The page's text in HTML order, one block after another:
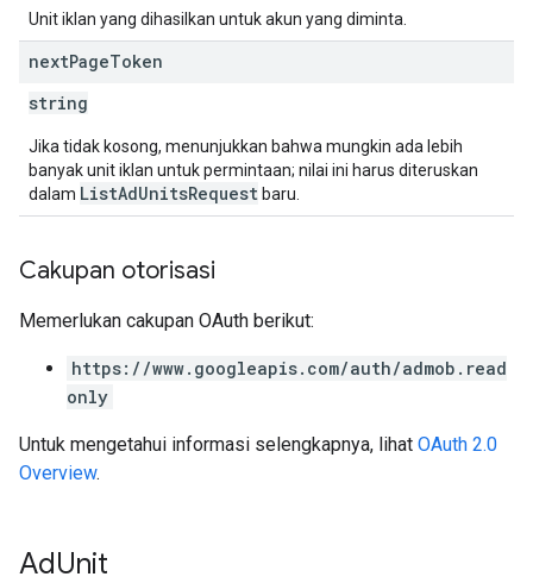
Unit iklan yang dihasilkan untuk akun yang diminta.
nextPageToken
string
Jika tidak kosong, menunjukkan bahwa mungkin ada lebih
banyak unit iklan untuk permintaan; nilai ini harus diteruskan
dalam ListAdUnitsRequest baru.
Cakupan otorisasi
Memerlukan cakupan OAuth berikut:
https://www.googleapis.com/auth/admob.read
only
Untuk mengetahui informasi selengkapnya, lihat OAuth 2.0
Overview.
AdUnit